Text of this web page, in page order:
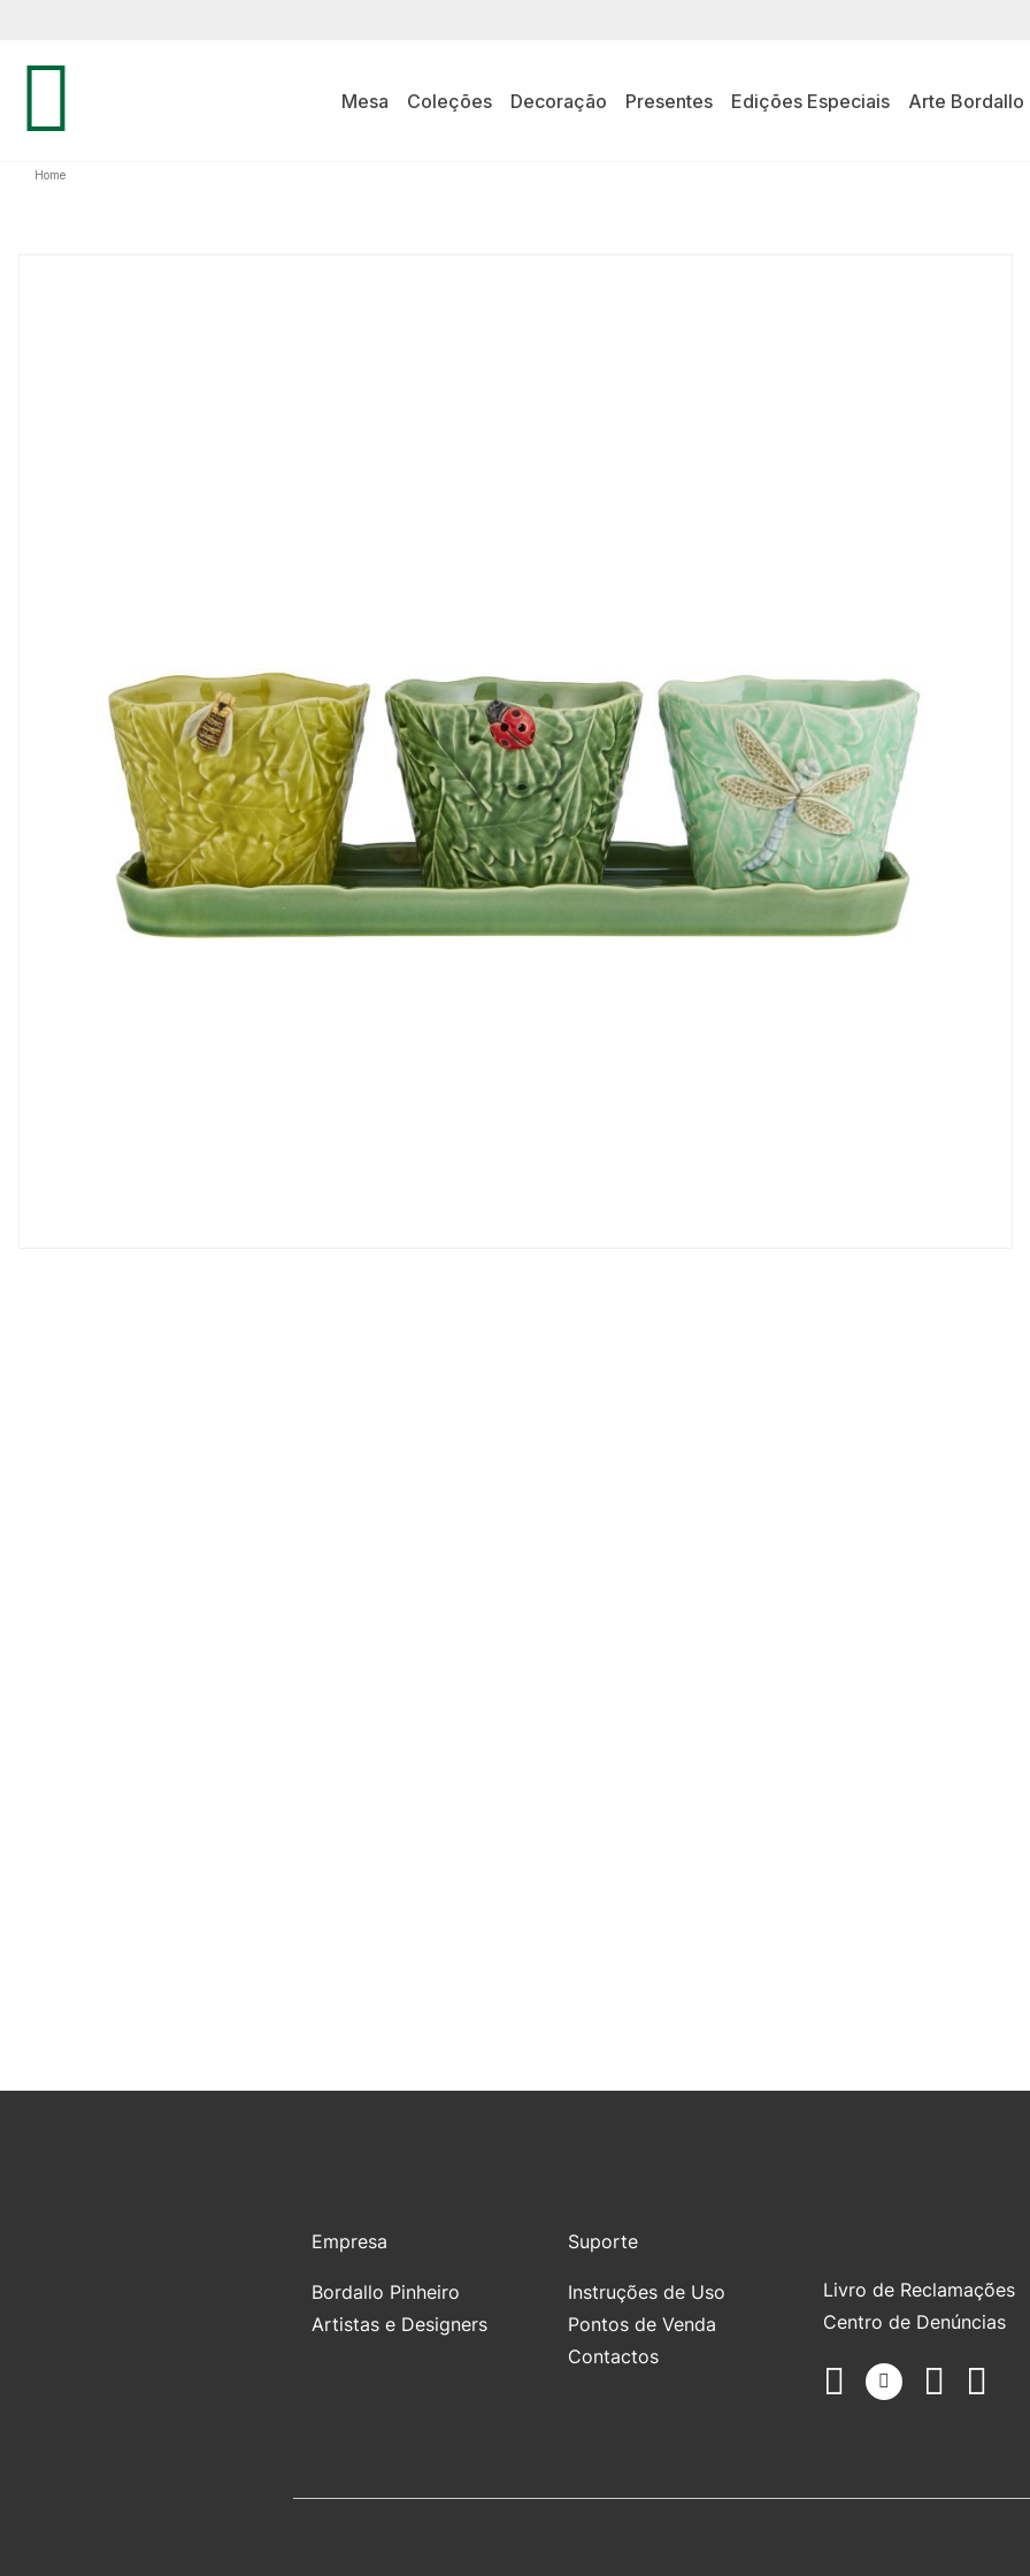
Mesa Coleções Decoração Presentes Edições Especiais Arte Bordallo
Home
Empresa
Bordallo Pinheiro
Artistas e Designers
Suporte
Instruções de Uso
Pontos de Venda
Contactos
Livro de Reclamações
Centro de Denúncias